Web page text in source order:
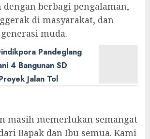
dengan berbagi pengalaman,
di masyarakat, dan
muda.
Pandeglang
4 Bangunan SD
Jalan Tol
masih memerlukan semangat
Bapak dan Ibu semua. Kami